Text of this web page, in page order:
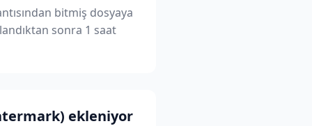
bitmiş dosyaya
sonra 1 saat
ekleniyor